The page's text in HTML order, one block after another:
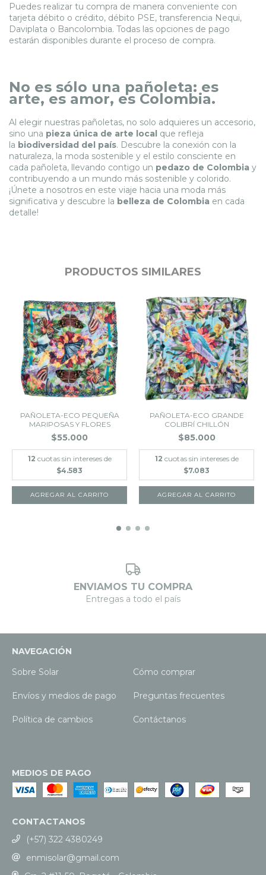
Puedes realizar tu compra de manera conveniente con
tarjeta débito o crédito, débito PSE, transferencia Nequi,
Daviplata o Bancolombia. Todas las opciones de pago
estarán disponibles durante el proceso de compra.
No es sólo una pañoleta: es
arte, es amor, es Colombia.
Al elegir nuestras pañoletas, no solo adquieres un accesorio,
sino una pieza única de arte local que refleja
la biodiversidad del país. Descubre la conexión con la
naturaleza, la moda sostenible y el estilo consciente en
cada pañoleta, llevando contigo un pedazo de Colombia y
contribuyendo a un mundo más sostenible y colorido.
¡Únete a nosotros en este viaje hacia una moda más
significativa y descubre la belleza de Colombia en cada
detalle!
PRODUCTOS SIMILARES
PAÑOLETA-ECO PEQUEÑA
MARIPOSAS Y FLORES
$55.000
12 cuotas sin intereses de
$4.583
PAÑOLETA-ECO GRANDE
COLIBRÍ CHILLÓN
$85.000
12 cuotas sin intereses de
$7.083
ENVIAMOS TU COMPRA
Entregas a todo el país
NAVEGACIÓN
Sobre Solar
Cómo comprar
Envíos y medios de pago Preguntas frecuentes
Política de cambios Contáctanos
MEDIOS DE PAGO
CONTACTANOS
(+57) 322 4380249
enmisolar@gmail.com